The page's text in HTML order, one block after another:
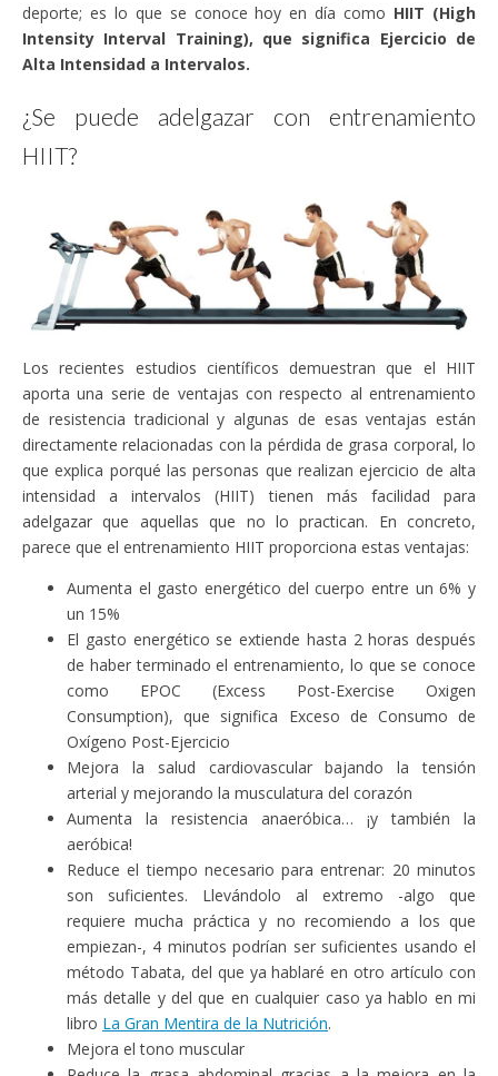
deporte; es lo que se conoce hoy en día como HIIT (High
Intensity Interval Training), que significa Ejercicio de
Alta Intensidad a Intervalos.
¿Se puede adelgazar con entrenamiento
HIIT?
Los recientes estudios científicos demuestran que el HIIT
aporta una serie de ventajas con respecto al entrenamiento
de resistencia tradicional y algunas de esas ventajas están
directamente relacionadas con la pérdida de grasa corporal, lo
que explica porqué las personas que realizan ejercicio de alta
intensidad a intervalos (HIIT) tienen más facilidad para
adelgazar que aquellas que no lo practican. En concreto,
parece que el entrenamiento HIIT proporciona estas ventajas:
Aumenta el gasto energético del cuerpo entre un 6% y
un 15%
El gasto energético se extiende hasta 2 horas después
de haber terminado el entrenamiento, lo que se conoce
como EPOC (Excess Post-Exercise Oxigen
Consumption), que significa Exceso de Consumo de
Oxígeno Post-Ejercicio
Mejora la salud cardiovascular bajando la tensión
arterial y mejorando la musculatura del corazón
Aumenta la resistencia anaeróbica… ¡y también la
aeróbica!
Reduce el tiempo necesario para entrenar: 20 minutos
son suficientes. Llevándolo al extremo -algo que
requiere mucha práctica y no recomiendo a los que
empiezan-, 4 minutos podrían ser suficientes usando el
método Tabata, del que ya hablaré en otro artículo con
más detalle y del que en cualquier caso ya hablo en mi
libro La Gran Mentira de la Nutrición.
Mejora el tono muscular